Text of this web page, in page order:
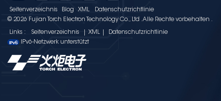
Seitenverzeichnis Blog XML
Datenschutzrichtlinie
© 2026 Fujian Torch Electron Technology Co., Ltd .Alle Rechte vorbehalten .
Links : Seitenverzeichnis XML
Datenschutzrichtlinie
IPv6-Netzwerk unterstützt